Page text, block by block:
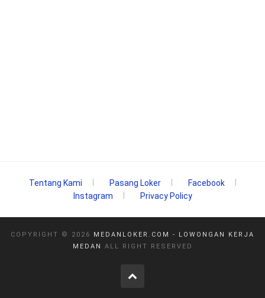
Tentang Kami Pasang Loker
Facebook
Instagram
Privacy Policy
COPYRIGHT © 2026
MEDANLOKER.COM - LOWONGAN KERJA
MEDAN
ALL RIGHT RESERVED